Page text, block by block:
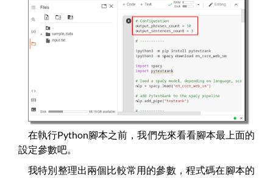
在執行Python腳本之前，我們先來看看腳本最上面的
設定參數吧。
我特別整理出兩個比較常用的參數，程式碼在腳本的